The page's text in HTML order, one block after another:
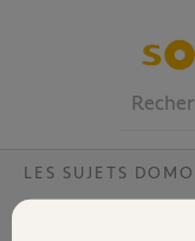
Volet
LES SUJETS
Compatibilité